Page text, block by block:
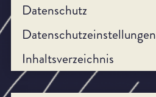
Datenschutz
Datenschutzeinstellungen
Inhaltsverzeichnis